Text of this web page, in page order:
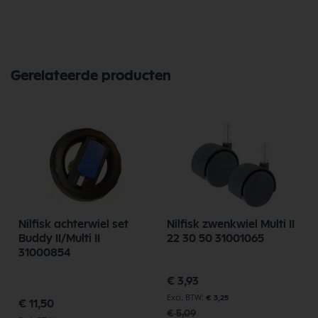
Gerelateerde producten
Nilfisk achterwiel set
Buddy II/Multi II
31000854
€ 11,50
Nilfisk zwenkwiel Multi II
22 30 50 31001065
Speciale
prijs
€ 3,93
€ 3,25
€ 5,09